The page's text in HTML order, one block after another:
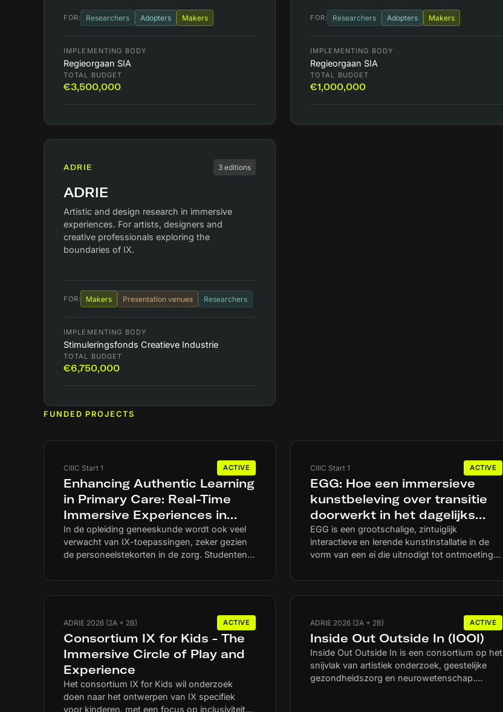
FOR: Researchers Adopters Makers
IMPLEMENTING BODY
Regieorgaan SIA
TOTAL BUDGET
€3,500,000
FOR: Researchers Adopters Makers
IMPLEMENTING BODY
Regieorgaan SIA
TOTAL BUDGET
€1,000,000
ADRIE 3 editions
ADRIE
Artistic and design research in immersive
experiences. For artists, designers and
creative professionals exploring the
boundaries of IX.
FOR: Makers Presentation venues Researchers
IMPLEMENTING BODY
Stimuleringsfonds Creatieve Industrie
TOTAL BUDGET
€6,750,000
FUNDED PROJECTS
CIIIC Start 1 ACTIVE
Enhancing Authentic Learning
in Primary Care: Real-Time
Immersive Experiences in
Family Medicine Clerkships
In de opleiding geneeskunde wordt ook veel
verwacht van IX-toepassingen, zeker gezien
de personeelstekorten in de zorg. Studenten
leerervaring doorlopen. De Universiteit
middel van IX echte patiëntconsultaties
CIIIC Start 1 ACTIVE
EGG: Hoe een immersieve
kunstbeleving over transitie
doorwerkt in het dagelijks
leven van mensen en groepen
in een wijk
EGG is een grootschalige, zintuiglijk
interactieve en lerende kunstinstallatie in de
vorm van een ei die uitnodigt tot ontmoeting
systeemtransities. De sculptuur heeft een
vrij omheen bewegen. Ze kunnen het
‘broedproces’ van een onbekend, fictief
wezen in het ei zintuiglijk ervaren. Door inzet
van augmented reality (AR) en
sensortechnologie reageert EGG op warmte,
licht en geluid. Hierdoor ontstaat een
ADRIE 2026 (2A + 2B) ACTIVE
Consortium IX for Kids - The
Immersive Circle of Play and
Experience
Het consortium IX for Kids wil onderzoek
doen naar het ontwerpen van IX specifiek
voor kinderen, met een focus op inclusiviteit
ADRIE 2026 (2A + 2B) ACTIVE
Inside Out Outside In (IOOI)
Inside Out Outside In is een consortium op het
snijvlak van artistiek onderzoek, geestelijke
gezondheidszorg en neurowetenschap.